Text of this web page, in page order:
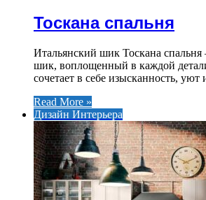
Тоскана спальня
Итальянский шик Тоскана
шик, воплощенный в каждой
сочетает в себе изысканность,
Read More »
Дизайн Интерьера